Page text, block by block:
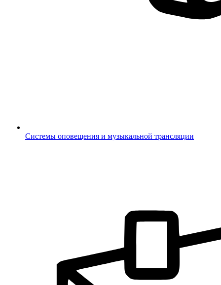
Системы оповещения и музыкальной трансляции